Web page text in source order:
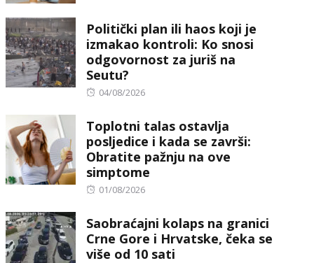
Politički plan ili haos koji je
izmakao kontroli: Ko snosi
odgovornost za juriš na
Seutu?
Posted
04/08/2026
Toplotni talas ostavlja
posljedice i kada se završi:
Obratite pažnju na ove
simptome
Posted
01/08/2026
Saobraćajni kolaps na granici
Crne Gore i Hrvatske, čeka se
više od 10 sati